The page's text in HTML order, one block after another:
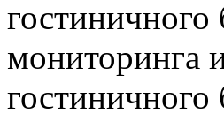
мониторинга